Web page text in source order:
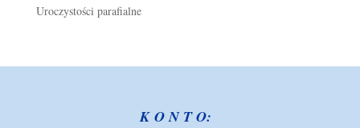
Uroczystości parafialne
K O N T O: